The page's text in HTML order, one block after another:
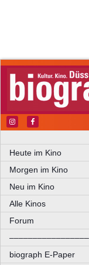
Heute im Kino
Morgen im Kino
Neu im Kino
Alle Kinos
Forum
biograph E-Paper